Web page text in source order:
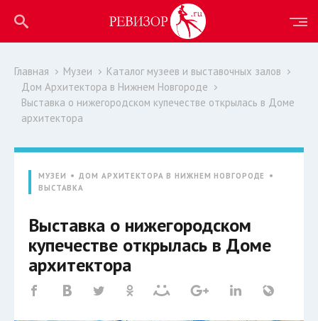
Главная Музеи
Каталог музеев и выставочных залов
Дом Архитектора в Нижнем Новгороде
Выставка о нижегородском купечестве открылась в Доме
архитектора
МУЗЕИ
ДОМ АРХИТЕКТОРА В НИЖНЕМ НОВГОРОДЕ
ВЫСТАВКА
Выставка о нижегородском
купечестве открылась в Доме
архитектора